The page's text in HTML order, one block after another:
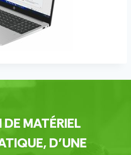
MATÉRIEL
D’UNE